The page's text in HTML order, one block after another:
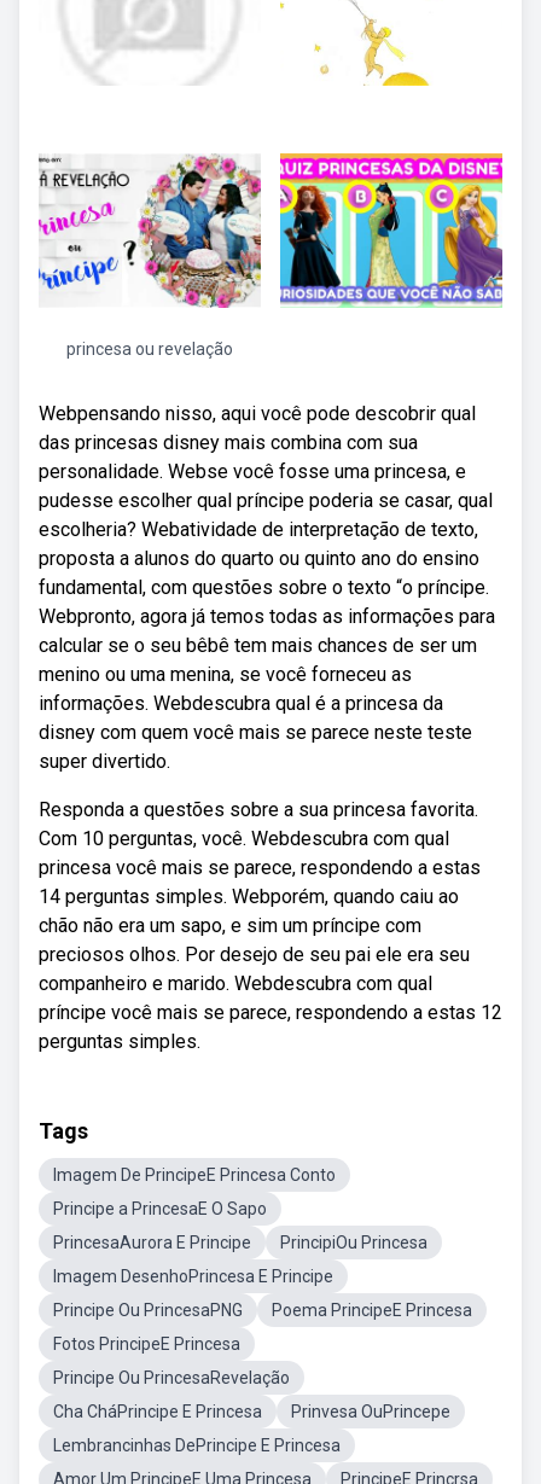
princesa ou revelação
Webpensando nisso, aqui você pode descobrir qual
das princesas disney mais combina com sua
personalidade. Webse você fosse uma princesa, e
pudesse escolher qual príncipe poderia se casar, qual
escolheria? Webatividade de interpretação de texto,
proposta a alunos do quarto ou quinto ano do ensino
fundamental, com questões sobre o texto “o príncipe.
Webpronto, agora já temos todas as informações para
calcular se o seu bêbê tem mais chances de ser um
menino ou uma menina, se você forneceu as
informações. Webdescubra qual é a princesa da
disney com quem você mais se parece neste teste
super divertido.
Responda a questões sobre a sua princesa favorita.
Com 10 perguntas, você. Webdescubra com qual
princesa você mais se parece, respondendo a estas
14 perguntas simples. Webporém, quando caiu ao
chão não era um sapo, e sim um príncipe com
preciosos olhos. Por desejo de seu pai ele era seu
companheiro e marido. Webdescubra com qual
príncipe você mais se parece, respondendo a estas 12
perguntas simples.
Tags
Imagem De PrincipeE Princesa Conto
Principe a PrincesaE O Sapo
PrincesaAurora E Principe
PrincipiOu Princesa
Imagem DesenhoPrincesa E Principe
Principe Ou PrincesaPNG
Poema PrincipeE Princesa
Fotos PrincipeE Princesa
Principe Ou PrincesaRevelação
Cha CháPrincipe E Princesa
Prinvesa OuPrincepe
Lembrancinhas DePrincipe E Princesa
Amor Um PrincipeE Uma Princesa
PrincipeE Princrsa